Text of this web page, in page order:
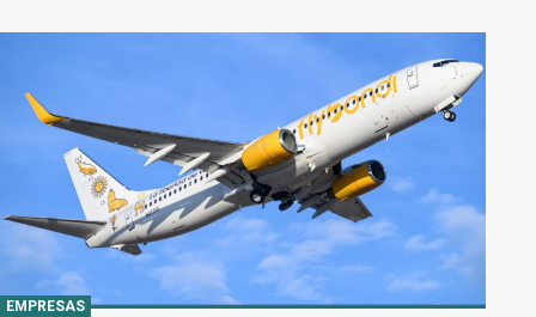
EMPRESAS